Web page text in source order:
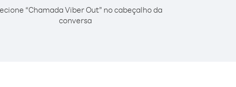
“Chamada Viber Out” no cabeçalho da
conversa